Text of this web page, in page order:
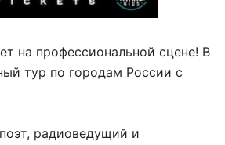
на профессиональной сцене! В
тур по городам России с
радиоведущий и